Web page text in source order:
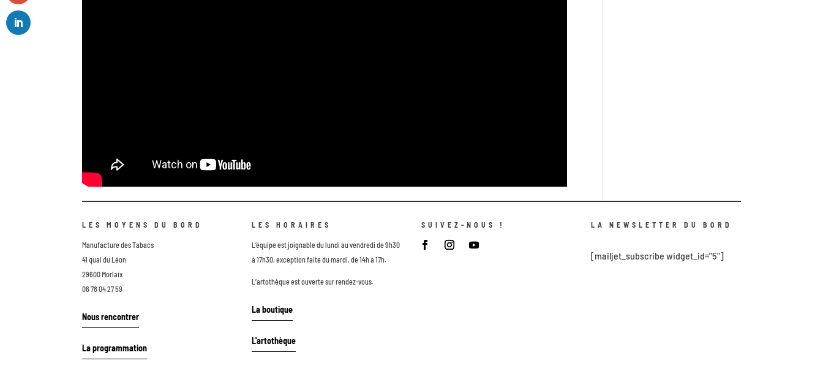
LES MOYENS DU BORD
Manufacture des Tabacs
41 quai du Léon
29600 Morlaix
06 78 04 27 59
Nous rencontrer
La programmation
LES HORAIRES
L’équipe est joignable du lundi au vendredi de 9h30
à 17h30, exception faite du mardi, de 14h à 17h.
L’artothèque est ouverte sur rendez-vous.
La boutique
L'artothèque
SUIVEZ-NOUS ! LA NEWSLETTER DU BORD
[mailjet_subscribe widget_id="5"]